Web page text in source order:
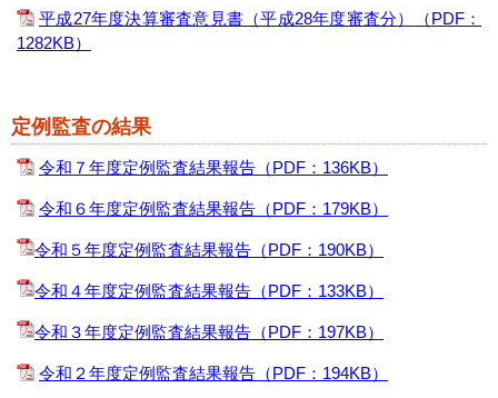
平成27年度決算審査意見書（平成28年度審査分）
（PDF：
1282KB）
定例監査の結果
令和７年度定例監査結果報告 （PDF：136KB）
令和６年度定例監査結果報告 （PDF：179KB）
令和５年度定例監査結果報告 （PDF：190KB）
令和４年度定例監査結果報告 （PDF：133KB）
令和３年度定例監査結果報告 （PDF：197KB）
令和２年度定例監査結果報告 （PDF：194KB）